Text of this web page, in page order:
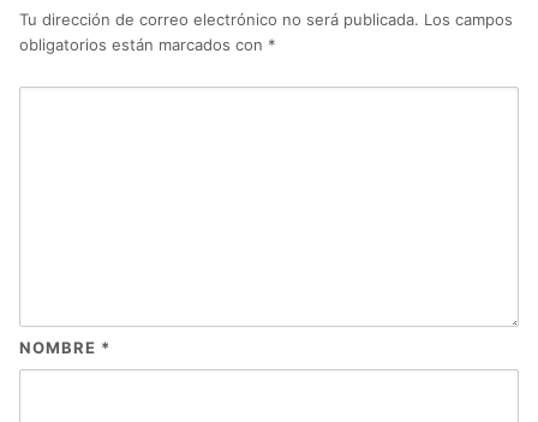
Tu dirección de correo electrónico no será publicada. Los campos
obligatorios están marcados con *
NOMBRE *